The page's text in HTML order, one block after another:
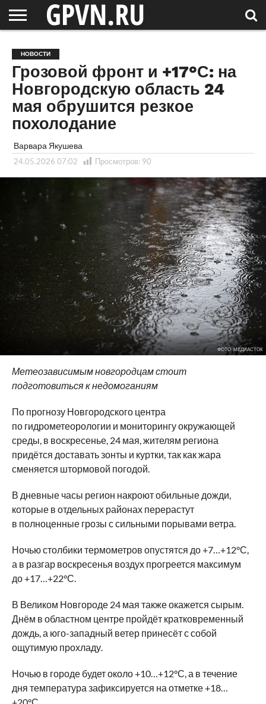
ОБЛАСТЬ
НОВОСТИ
СОСЕДЕЙ
РОССИЯ
/ МИР
СПЕЦПРОЕКТЫ
БЛОГ
СТАТЬИ
ФОТОРЕПОРТАЖИ
ИНТЕРВЬЮ
ОБЪЕКТЫ
ПОДБОРКИ
НОВОСТИ
Грозовой фронт и +17°С: на
Новгородскую область 24
мая обрушится резкое
похолодание
Варвара Якушева
24.05.2026 07:02 Просмотров: 90
ФОТО: МЕДИАСТОК
Метеозависимым новгородцам стоит
подготовиться к недомоганиям
По прогнозу Новгородского центра
по гидрометеорологии и мониторингу окружающей
среды, в воскресенье, 24 мая, жителям региона
придётся доставать зонты и куртки, так как жара
сменяется штормовой погодой.
В дневные часы регион накроют обильные дожди,
которые в отдельных районах перерастут
в полноценные грозы с сильными порывами ветра.
Ночью столбики термометров опустятся до +7…+12°С,
а в разгар воскресенья воздух прогреется максимум
до +17…+22°С.
В Великом Новгороде 24 мая также окажется сырым.
Днём в областном центре пройдёт кратковременный
дождь, а юго-западный ветер принесёт с собой
ощутимую прохладу.
Ночью в городе будет около +10…+12°С, а в течение
дня температура зафиксируется на отметке +18…